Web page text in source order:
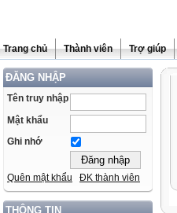
Trang chủ Thành viên Trợ giúp
ĐĂNG NHẬP
Tên truy nhập
Mật khẩu
Ghi nhớ
Quên mật khẩu ĐK thành viên
THÔNG TIN